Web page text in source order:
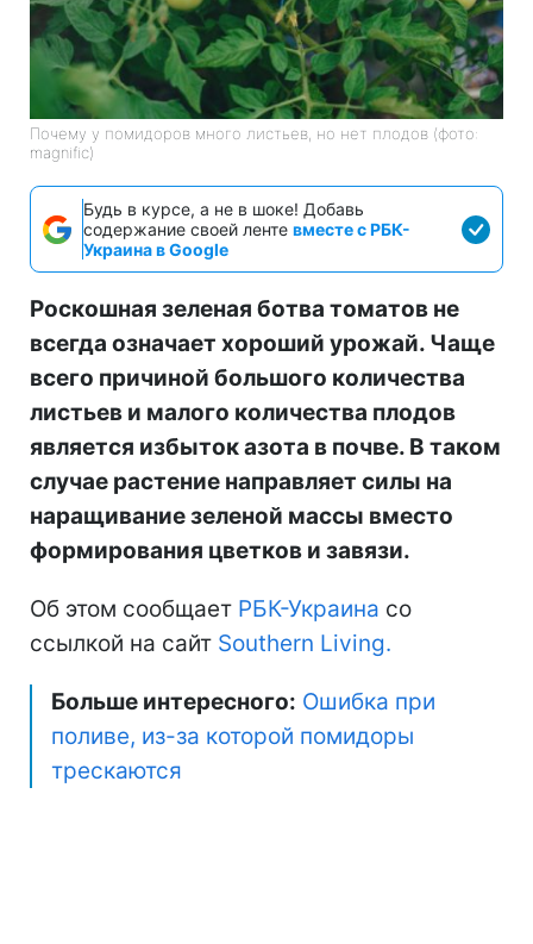
Почему у помидоров много листьев, но нет плодов (фото:
magnific)
Будь в курсе, а не в шоке! Добавь
содержание своей ленте вместе с РБК-
Украина в Google
Роскошная зеленая ботва томатов не
всегда означает хороший урожай. Чаще
всего причиной большого количества
листьев и малого количества плодов
является избыток азота в почве. В таком
случае растение направляет силы на
наращивание зеленой массы вместо
формирования цветков и завязи.
Об этом сообщает РБК-Украина со
ссылкой на сайт Southern Living.
Больше интересного: Ошибка при
поливе, из-за которой помидоры
трескаются